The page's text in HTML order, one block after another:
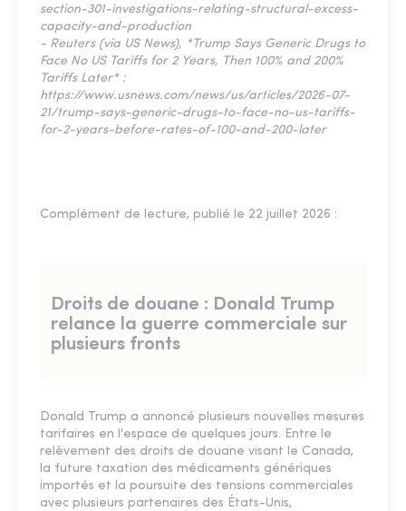
section-301-investigations-relating-structural-excess-
capacity-and-production
- Reuters (via US News), *Trump Says Generic Drugs to
Face No US Tariffs for 2 Years, Then 100% and 200%
Tariffs Later* :
https://www.usnews.com/news/us/articles/2026-07-
21/trump-says-generic-drugs-to-face-no-us-tariffs-
for-2-years-before-rates-of-100-and-200-later
Complément de lecture, publié le 22 juillet 2026 :
Droits de douane : Donald Trump
relance la guerre commerciale sur
plusieurs fronts
Donald Trump a annoncé plusieurs nouvelles mesures
tarifaires en l'espace de quelques jours. Entre le
relèvement des droits de douane visant le Canada,
la future taxation des médicaments génériques
importés et la poursuite des tensions commerciales
avec plusieurs partenaires des États-Unis,